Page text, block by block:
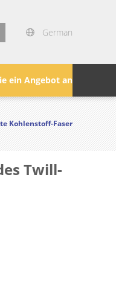
German
ein Angebot an
Kohlenstoff-Faser
Twill-